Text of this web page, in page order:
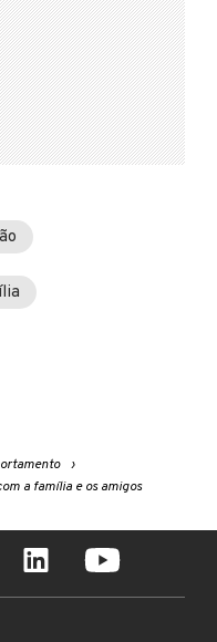
a família e os amigos